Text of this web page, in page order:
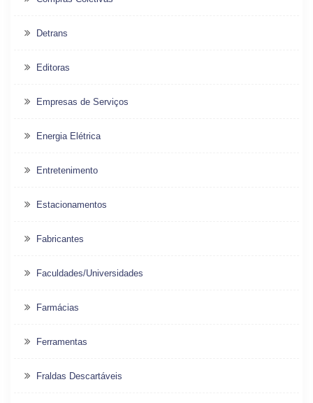
Detrans
Editoras
Empresas de Serviços
Energia Elétrica
Entretenimento
Estacionamentos
Fabricantes
Faculdades/Universidades
Farmácias
Ferramentas
Fraldas Descartáveis